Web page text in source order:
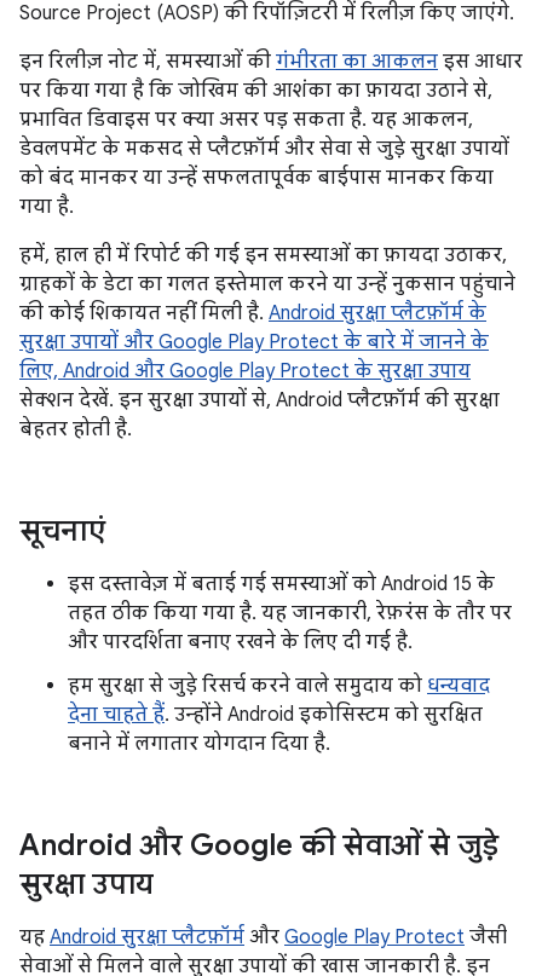
Source Project (AOSP) की रिपॉज़िटरी में रिलीज़ किए जाएंगे.
इन रिलीज़ नोट में, समस्याओं की गंभीरता का आकलन इस आधार
पर किया गया है कि जोखिम की आशंका का फ़ायदा उठाने से,
प्रभावित डिवाइस पर क्या असर पड़ सकता है. यह आकलन,
डेवलपमेंट के मकसद से प्लैटफ़ॉर्म और सेवा से जुड़े सुरक्षा उपायों
को बंद मानकर या उन्हें सफलतापूर्वक बाईपास मानकर किया
गया है.
हमें, हाल ही में रिपोर्ट की गई इन समस्याओं का फ़ायदा उठाकर,
ग्राहकों के डेटा का गलत इस्तेमाल करने या उन्हें नुकसान पहुंचाने
की कोई शिकायत नहीं मिली है. Android सुरक्षा प्लैटफ़ॉर्म के
सुरक्षा उपायों और Google Play Protect के बारे में जानने के
लिए, Android और Google Play Protect के सुरक्षा उपाय
सेक्शन देखें. इन सुरक्षा उपायों से, Android प्लैटफ़ॉर्म की सुरक्षा
बेहतर होती है.
सूचनाएं
इस दस्तावेज़ में बताई गई समस्याओं को Android 15 के
तहत ठीक किया गया है. यह जानकारी, रेफ़रंस के तौर पर
और पारदर्शिता बनाए रखने के लिए दी गई है.
हम सुरक्षा से जुड़े रिसर्च करने वाले समुदाय को धन्यवाद
देना चाहते हैं. उन्होंने Android इकोसिस्टम को सुरक्षित
बनाने में लगातार योगदान दिया है.
Android और Google की सेवाओं से जुड़े
सुरक्षा उपाय
यह Android सुरक्षा प्लैटफ़ॉर्म और Google Play Protect जैसी
सेवाओं से मिलने वाले सुरक्षा उपायों की खास जानकारी है. इन